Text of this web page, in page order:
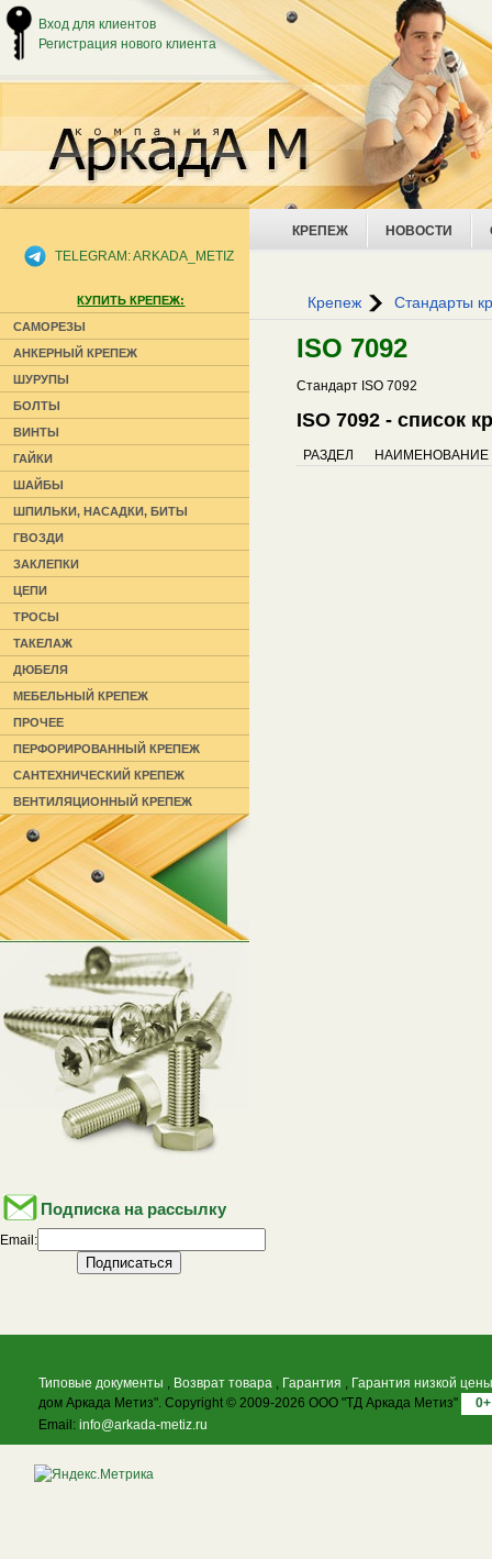
КРЕПЕЖ НОВОСТИ
Крепеж Стандарты
ISO 7092
Стандарт ISO 7092
ISO 7092 - список
РАЗДЕЛ НАИМЕНОВАНИЕ
TELEGRAM: ARKADA_METIZ
КУПИТЬ КРЕПЕЖ:
САМОРЕЗЫ
АНКЕРНЫЙ КРЕПЕЖ
ШУРУПЫ
БОЛТЫ
ВИНТЫ
ГАЙКИ
ШАЙБЫ
ШПИЛЬКИ, НАСАДКИ, БИТЫ
ГВОЗДИ
ЗАКЛЕПКИ
ЦЕПИ
ТРОСЫ
ТАКЕЛАЖ
ДЮБЕЛЯ
МЕБЕЛЬНЫЙ КРЕПЕЖ
ПРОЧЕЕ
ПЕРФОРИРОВАННЫЙ КРЕПЕЖ
САНТЕХНИЧЕСКИЙ КРЕПЕЖ
ВЕНТИЛЯЦИОННЫЙ КРЕПЕЖ
Подписка на рассылку
Email:
Типовые документы , Возврат товара , Гарантия , Гарантия низкой цены
дом Аркада Метиз". Copyright © 2009-2026 ООО "ТД Аркада Метиз"
0+
Email: info@arkada-metiz.ru
Вход для клиентов
Регистрация нового клиента